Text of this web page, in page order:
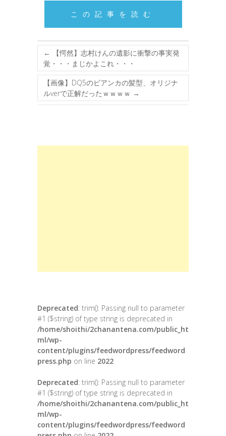
この記事を読む
←
【愕然】志村けんの遺影に衝撃の事実発
覚・・・まじかよこれ・・・
【画像】DQ5のビアンカの髪型、オリジナ
ルverで正解だったｗｗｗｗ →
Deprecated: trim(): Passing null to parameter
#1 ($string) of type string is deprecated in
/home/shoithi/2chanantena.com/public_ht
ml/wp-
content/plugins/feedwordpress/feedword
press.php on line 2022
Deprecated: trim(): Passing null to parameter
#1 ($string) of type string is deprecated in
/home/shoithi/2chanantena.com/public_ht
ml/wp-
content/plugins/feedwordpress/feedword